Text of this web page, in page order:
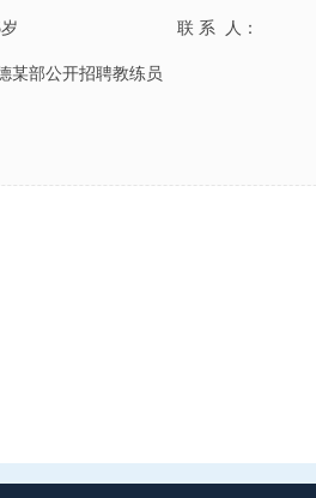
联 系 人：
某部公开招聘教练员